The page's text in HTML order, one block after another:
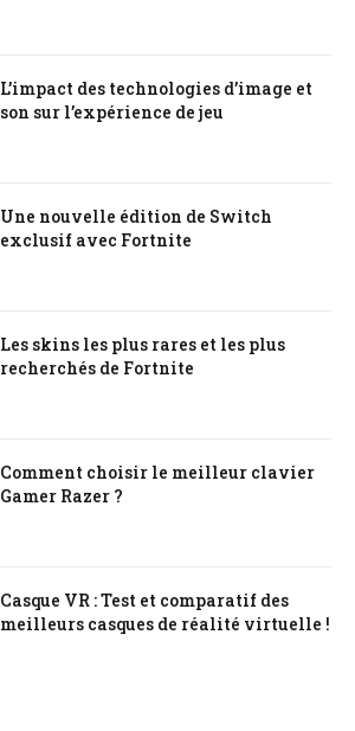
L’impact des technologies d’image et
son sur l’expérience de jeu
Une nouvelle édition de Switch
exclusif avec Fortnite
Les skins les plus rares et les plus
recherchés de Fortnite
Comment choisir le meilleur clavier
Gamer Razer ?
Casque VR : Test et comparatif des
meilleurs casques de réalité virtuelle !